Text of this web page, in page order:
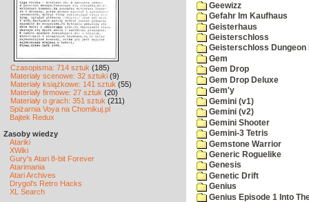
Czasopisma: 714 sztuk (185)
Materiały scenowe: 32 sztuki (9)
Materiały książkowe: 141 sztuk (55)
Materiały firmowe: 27 sztuk (20)
Materiały o grach: 351 sztuk (211)
Spiżarnia Voya na Chomikuj.pl
Bajtek Redux
Zasoby wiedzy
Atariki
XWiki
Gury's Atari 8-bit Forever
Atarimania
Atari Archives
Drygol's Retro Hacks
XL Search
Geewizz
Gefahr Im Kaufhaus
Geisterhaus
Geisterschloss
Geisterschloss Dungeon
Gem
Gem Drop
Gem Drop Deluxe
Gem'y
Gemini (v1)
Gemini (v2)
Gemini Shooter
Gemini-3 Tetris
Gemstone Warrior
Generic Roguelike
Genesis
Genetic Drift
Genius
Genius Episode 1 Into